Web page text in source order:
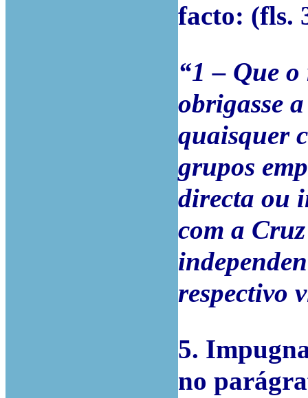
facto: (fls.
“1 – Que
obrigasse
quaisquer
grupos
directa ou
com a
respectivo
5.
no